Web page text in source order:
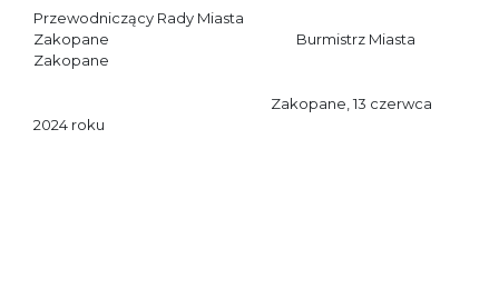
Przewodniczący Rady Miasta
Zakopane Burmistrz Miasta
Zakopane
Zakopane, 13 czerwca
2024 roku